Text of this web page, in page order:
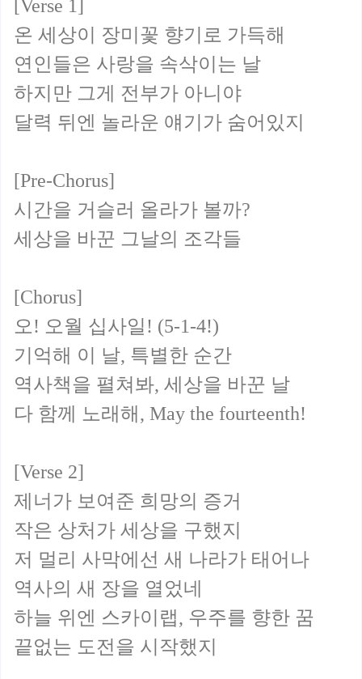
[Verse 1]
온 세상이 장미꽃 향기로 가득해
연인들은 사랑을 속삭이는 날
하지만 그게 전부가 아니야
달력 뒤엔 놀라운 얘기가 숨어있지
[Pre-Chorus]
시간을 거슬러 올라가 볼까?
세상을 바꾼 그날의 조각들
[Chorus]
오! 오월 십사일! (5-1-4!)
기억해 이 날, 특별한 순간
역사책을 펼쳐봐, 세상을 바꾼 날
다 함께 노래해, May the fourteenth!
[Verse 2]
제너가 보여준 희망의 증거
작은 상처가 세상을 구했지
저 멀리 사막에선 새 나라가 태어나
역사의 새 장을 열었네
하늘 위엔 스카이랩, 우주를 향한 꿈
끝없는 도전을 시작했지